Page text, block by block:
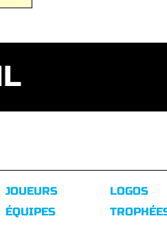
JOUEURS
ÉQUIPES
LOGOS